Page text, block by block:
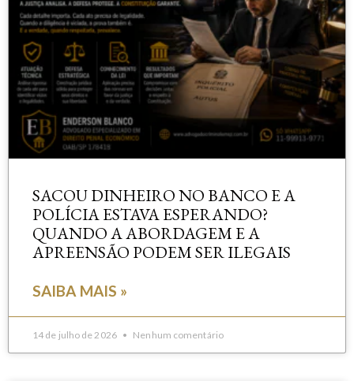
SACOU DINHEIRO NO BANCO E A
POLÍCIA ESTAVA ESPERANDO?
QUANDO A ABORDAGEM E A
APREENSÃO PODEM SER ILEGAIS
SAIBA MAIS »
14 de julho de 2026 Nenhum comentário